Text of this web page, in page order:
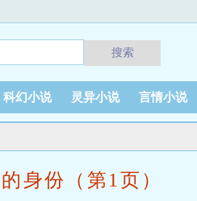
搜索
科幻小说 灵异小说 言情小说
身份（第1页）